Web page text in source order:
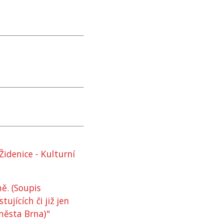
- Kulturní
(Soupis
či již jen
Brna)"